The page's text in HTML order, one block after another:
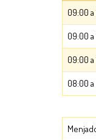
09:00 a
09:00 a
09:00 a
08:00